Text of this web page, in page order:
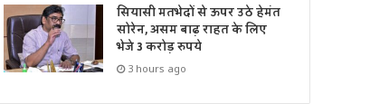
सियासी मतभेदों से ऊपर उठे हेमंत
सोरेन, असम बाढ़ राहत के लिए
भेजे 3 करोड़ रुपये
3 hours ago